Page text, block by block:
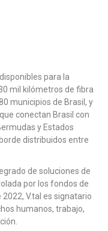
para la
mil kilómetros de fibra
municipios de Brasil, y
conectan Brasil con
y Estados
distribuidos entre
de soluciones de
por los fondos de
V.tal es signatario
humanos, trabajo,